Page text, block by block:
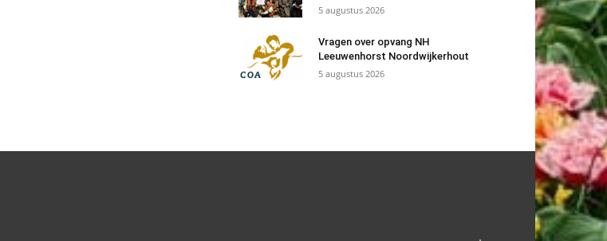
5 augustus 2026
Vragen over opvang NH
Leeuwenhorst Noordwijkerhout
5 augustus 2026